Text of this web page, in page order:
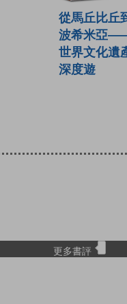
從馬丘比丘
波希米亞
世界文化遺
深度遊
更多書評